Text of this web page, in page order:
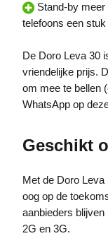
Stand-by
telefoons een
De Doro Leva 30
vriendelijke prijs.
om mee te bellen
WhatsApp op
Geschikt
Met de Doro
oog op de
aanbieders
2G en 3G.